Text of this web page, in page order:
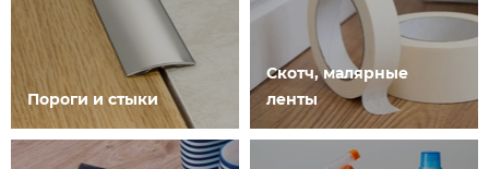
Пороги и стыки
Скотч, малярные
ленты